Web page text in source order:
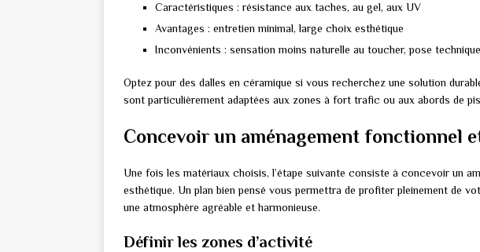
Caractéristiques : résistance aux taches, au gel, aux UV
Avantages : entretien minimal, large choix esthétique
Inconvénients : sensation moins naturelle au toucher, pose technique
Optez pour des dalles en céramique si vous recherchez une solution
sont particulièrement adaptées aux zones à fort trafic ou aux abords de
Concevoir un aménagement fonctionnel
Une fois les matériaux choisis, l’étape suivante consiste à concevoir un
esthétique. Un plan bien pensé vous permettra de profiter pleinement de
une atmosphère agréable et harmonieuse.
Définir les zones d’activité